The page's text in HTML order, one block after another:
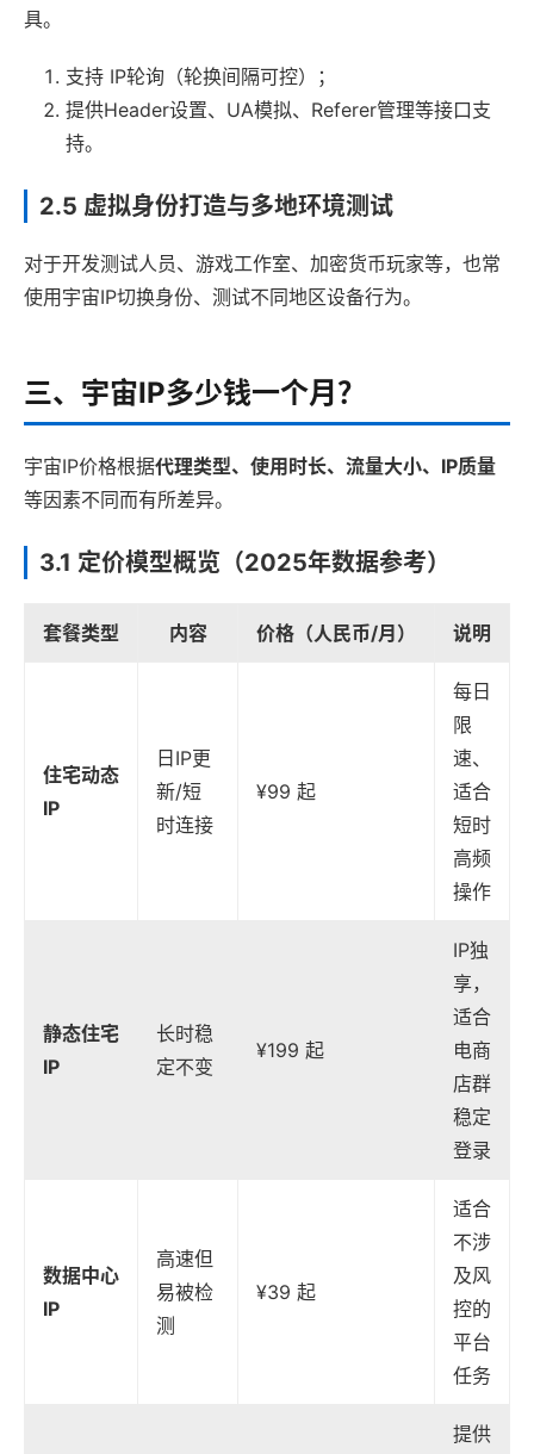
具。
支持 IP轮询（轮换间隔可控）；
提供Header设置、UA模拟、Referer管理等接口支
持。
2.5 虚拟身份打造与多地环境测试
对于开发测试人员、游戏工作室、加密货币玩家等，也常
使用宇宙IP切换身份、测试不同地区设备行为。
三、宇宙IP多少钱一个月？
宇宙IP价格根据代理类型、使用时长、流量大小、IP质量
等因素不同而有所差异。
3.1 定价模型概览（2025年数据参考）
套餐类型 内容 价格（人民币/月） 说明
住宅动态
IP
日IP更
新/短
时连接
¥99 起
每日
限
速、
适合
短时
高频
操作
静态住宅
IP
长时稳
定不变
¥199 起
IP独
享，
适合
电商
店群
稳定
登录
数据中心
IP
高速但
易被检
测
¥39 起
适合
不涉
及风
控的
平台
任务
提供